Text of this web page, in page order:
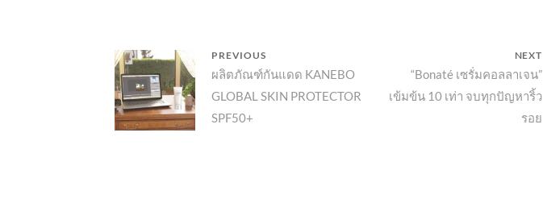
แนะแนว
เรื่อง
PREVIOUS
Previous
post:
ผลิตภัณฑ์​กันแดด​ KANEBO
GLOBAL SKIN PROTECTOR
SPF50+
NEXT
Next
post:
“Bonaté เซรั่มคอลลาเจน”
เข้มข้น 10 เท่า จบทุกปัญหาริ้ว
รอย